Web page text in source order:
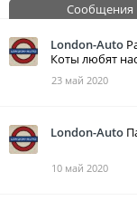
Сообщения
London-Auto
Коты любят
23 май 2020
London-Auto
10 май 2020